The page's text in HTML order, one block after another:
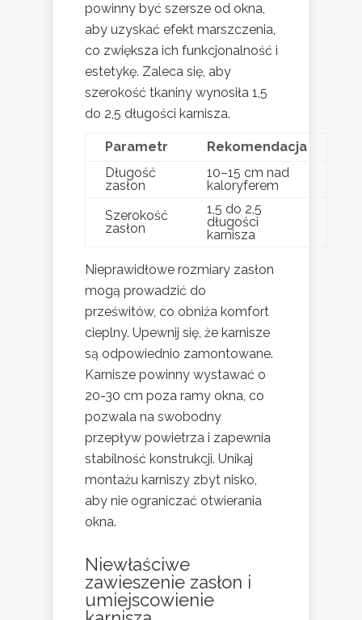
powinny być szersze od okna,
aby uzyskać efekt marszczenia,
co zwiększa ich funkcjonalność i
estetykę. Zaleca się, aby
szerokość tkaniny wynosiła 1,5
do 2,5 długości karnisza.
Parametr
Rekomendacja
Długość
zasłon
10–15 cm nad
kaloryferem
Szerokość
zasłon
1,5 do 2,5
długości
karnisza
Nieprawidłowe rozmiary zasłon
mogą prowadzić do
prześwitów, co obniża komfort
cieplny. Upewnij się, że karnisze
są odpowiednio zamontowane.
Karnisze powinny wystawać o
20-30 cm poza ramy okna, co
pozwala na swobodny
przepływ powietrza i zapewnia
stabilność konstrukcji. Unikaj
montażu karniszy zbyt nisko,
aby nie ograniczać otwierania
okna.
Niewłaściwe
zawieszenie zasłon i
umiejscowienie